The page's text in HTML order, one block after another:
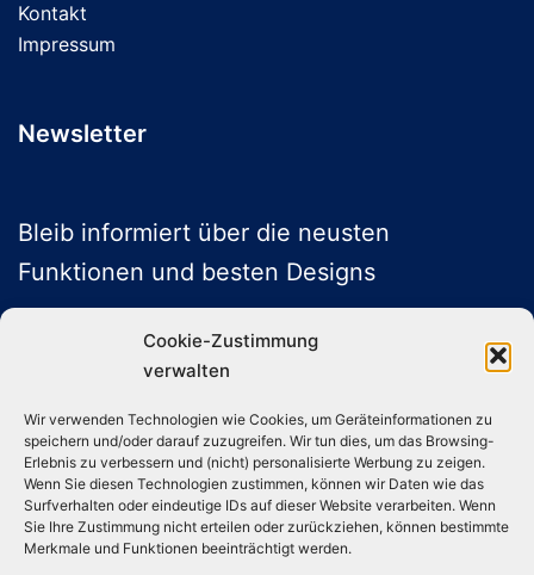
Cookie-Zustimmung
verwalten
Wir verwenden Technologien wie Cookies, um Geräteinformationen zu
speichern und/oder darauf zuzugreifen. Wir tun dies, um das Browsing-
Erlebnis zu verbessern und (nicht) personalisierte Werbung zu zeigen.
Wenn Sie diesen Technologien zustimmen, können wir Daten wie das
Surfverhalten oder eindeutige IDs auf dieser Website verarbeiten. Wenn
Sie Ihre Zustimmung nicht erteilen oder zurückziehen, können bestimmte
Merkmale und Funktionen beeinträchtigt werden.
Kontakt
Impressum
Newsletter
Bleib informiert über die neusten
Funktionen und besten Designs
ABONNIEREN
Folge uns auf Social Media